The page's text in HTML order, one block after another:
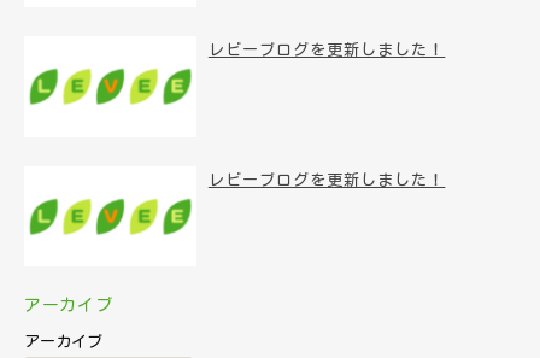
レビーブログを更新しました！
レビーブログを更新しました！
アーカイブ
アーカイブ